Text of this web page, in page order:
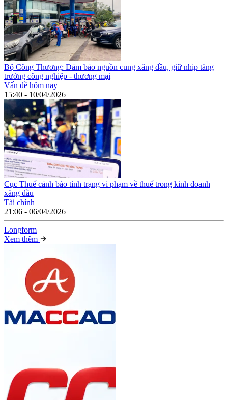
Bộ Công Thương: Đảm bảo nguồn cung xăng dầu, giữ nhịp tăng
trưởng công nghiệp - thương mại
Vấn đề hôm nay
15:40 - 10/04/2026
Cục Thuế cảnh báo tình trạng vi phạm về thuế trong kinh doanh
xăng dầu
Tài chính
21:06 - 06/04/2026
Longform
Xem thêm